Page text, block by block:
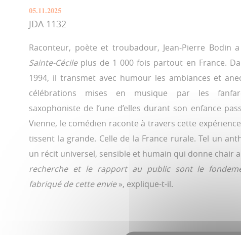
05.11.2025
JDA 1132
Raconteur, poète et troubadour, Jean-Pierre Bodin
Sainte-Cécileplus de 1 000 fois partout en France.
1994, il transmet avec humour les ambiances et
célébrations mises en musique par les
saxophoniste de l’une d’elles durant son enfance
Vienne, le comédien raconte à travers cette
tissent la grande. Celle de la France rurale. Tel un
un récit universel, sensible et humain qui donne chair
recherche et le rapport au public sont le
fabriqué de cette envie», explique-t-il.